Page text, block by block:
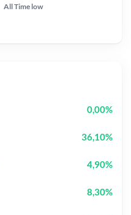
All Time low
0,00%
36,10%
4,90%
8,30%